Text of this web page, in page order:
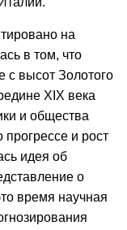
на
в том, что
с высот Золотого
XIX века
и общества
и рост
идея об
о
время научная